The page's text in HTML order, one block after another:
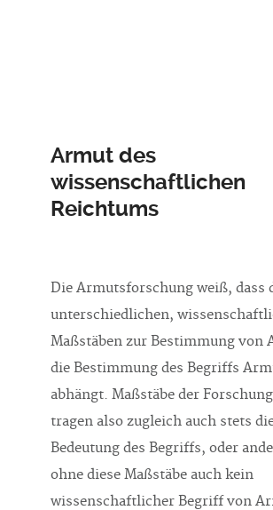
Armut des
wissenschaftlichen
Reichtums
Die Armutsforschung weiß, dass
unterschiedlichen,
Maßstäben zur Bestimmung von
die Bestimmung des Begriffs
abhängt. Maßstäbe der
tragen also zugleich auch stets
Bedeutung des Begriffs, oder
ohne diese Maßstäbe auch kein
wissenschaftlicher Begriff von